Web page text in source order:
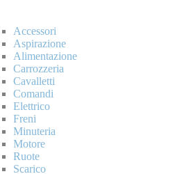
Accessori
Aspirazione
Alimentazione
Carrozzeria
Cavalletti
Comandi
Elettrico
Freni
Minuteria
Motore
Ruote
Scarico